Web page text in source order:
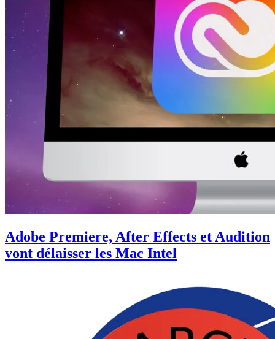
Adobe Premiere, After Effects et Audition
vont délaisser les Mac Intel